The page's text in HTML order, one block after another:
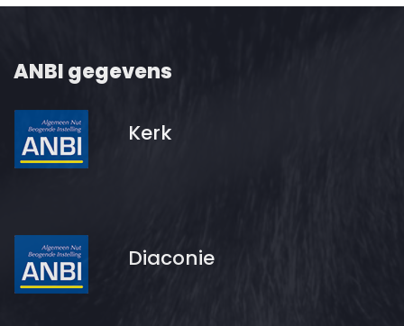
ANBI gegevens
Kerk
Diaconie